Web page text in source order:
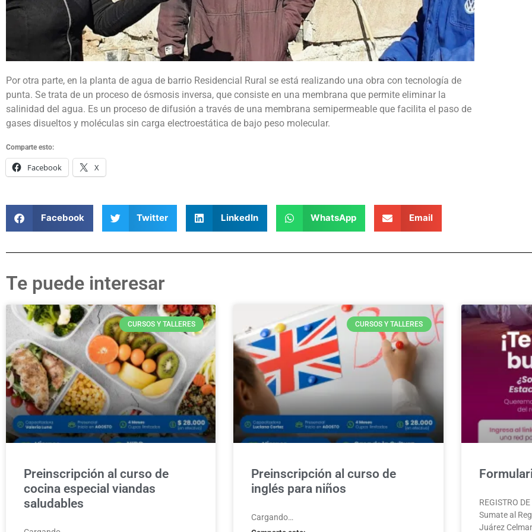
Por otra parte, en la planta de agua de barrio Residencial Rural se está realizando una obra con tecnología de
punta. Se trata de un proceso de ósmosis inversa, que consiste en una membrana que permite eliminar la
salinidad del agua. Es un proceso de difusión a través de una membrana semipermeable que facilita el paso de
gases disueltos y moléculas sin carga electroestática de bajo peso molecular.
Comparte esto:
Facebook X
Facebook Twitter LinkedIn WhatsApp Email
Te puede interesar
CURSOS Y TALLERES
Preinscripción al curso de
cocina especial viandas
saludables
CURSOS Y TALLERES
Preinscripción al curso de
inglés para niños
Cargando…
REGISTRO
Sumate al
Juárez